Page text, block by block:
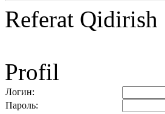
Referat Qidirish
Profil
Логин:
Пароль: